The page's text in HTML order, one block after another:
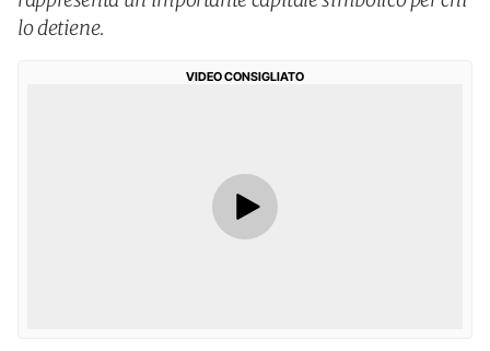
lo detiene.
VIDEO CONSIGLIATO